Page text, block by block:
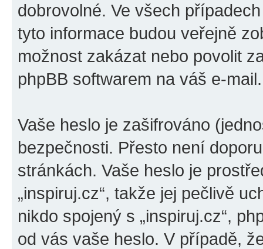
dobrovolné. Ve všech
tyto informace budou veřejně
možnost zakázat nebo povolit
phpBB softwarem na váš e-mail.
Vaše heslo je zašifrováno
bezpečnosti. Přesto není
stránkách. Vaše heslo je
„inspiruj.cz“, takže jej pečlivě
nikdo spojený s „inspiruj.cz“,
od vás vaše heslo. V případě,